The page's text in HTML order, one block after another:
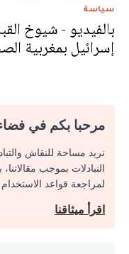
سياسة
بالفيديو - شيوخ
إسرائيل بمغربية
مرحبا بكم في فضاء
نريد مساحة للنقاش
التبادلات بموجب
لمراجعة قواعد الاستخدام
اقرأ ميثاقنا